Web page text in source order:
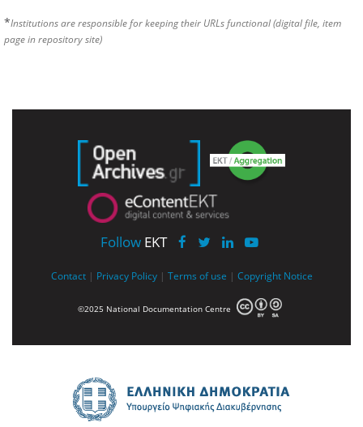
*Institutions are responsible for keeping their URLs functional (digital file, item
page in repository site)
Follow EKT
Contact | Privacy Policy | Terms of use | Copyright Notice
©2025 National Documentation Centre